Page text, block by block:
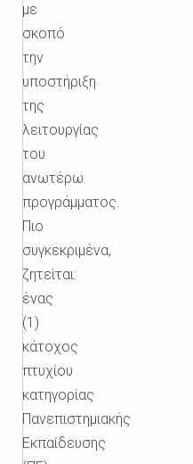
με
σκοπό
την
υποστήριξη
της
λειτουργίας
του
ανωτέρω
προγράμματος.
Πιο
συγκεκριμένα,
ζητείται:
ένας
(1)
κάτοχος
πτυχίου
κατηγορίας
Πανεπιστημιακής
Εκπαίδευσης